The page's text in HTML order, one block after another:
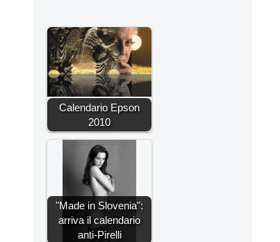
Calendario Epson
2010
"Made in Slovenia":
arriva il calendario
anti-Pirelli